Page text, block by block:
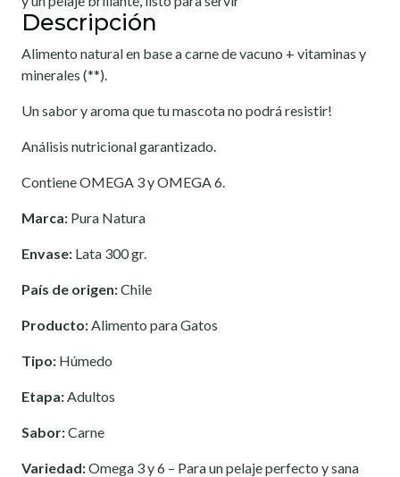
Descripción
Alimento natural en base a carne de vacuno + vitaminas y
minerales (**).
Un sabor y aroma que tu mascota no podrá resistir!
Análisis nutricional garantizado.
Contiene OMEGA 3 y OMEGA 6.
Marca: Pura Natura
Envase: Lata 300 gr.
País de origen:Chile
Producto: Alimento para Gatos
Tipo: Húmedo
Etapa: Adultos
Sabor:Carne
Variedad:Omega 3 y 6 – Para un pelaje perfecto y sana